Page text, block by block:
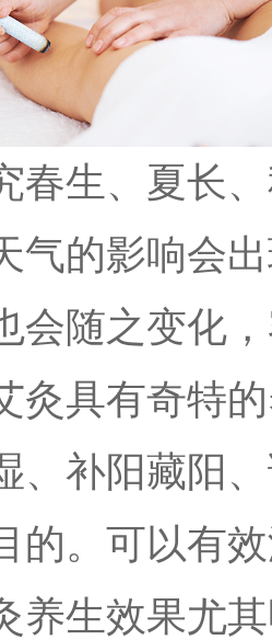
春生、夏长
气的影响会
会随之变化
灸具有奇特
、补阳藏阳
的。可以有
养生效果尤